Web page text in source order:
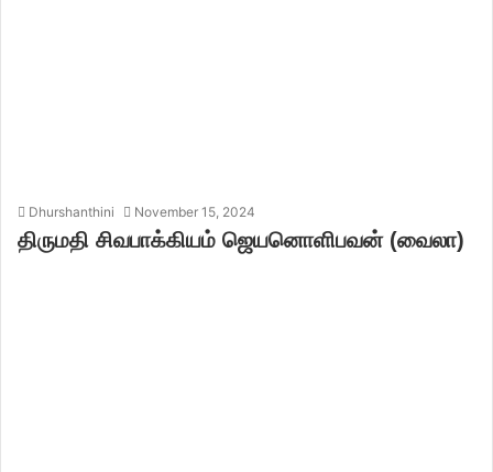
Dhurshanthini November 15, 2024
திருமதி சிவபாக்கியம் ஜெயனொளிபவன் (வைலா)